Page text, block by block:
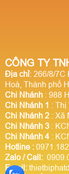
CÔNG TY
Địa chỉ: 266/8/
Hoà, Thành phố
Chi Nhánh : 988
Chi Nhánh 1 : Thị
Chi Nhánh 2 : Xã
Chi Nhánh 3 :
Chi Nhánh 4 :
Hotline :
Zalo / Call:
Email: